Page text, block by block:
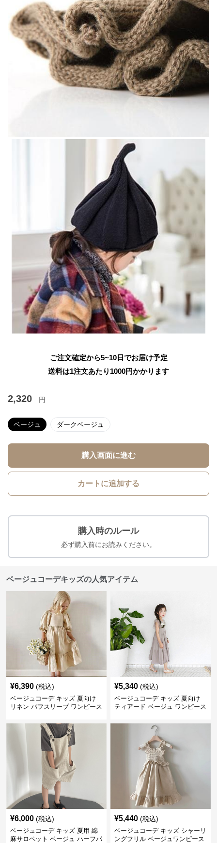
ご注文確定から5~10日でお届け予定
送料は1注文あたり 1000円かかります
2,320 円
ベージュ ダークベージュ
購入画面に進む
カートに追加する
購入時のルール
必ず購入前にお読みください。
ベージュコーデキッズの人気アイテム
¥6,390 (税込)
ベージュコーデ キッズ 夏向け
リネン パフスリーブ ワンピース
¥5,340 (税込)
ベージュコーデ キッズ 夏向け
ティアード ベージュ ワンピース
¥6,000 (税込)
ベージュコーデ キッズ 夏用 綿
麻サロペット ベージュ ハーフパ
¥5,440 (税込)
ベージュコーデ キッズ シャーリ
ングフリル ベージュワンピース